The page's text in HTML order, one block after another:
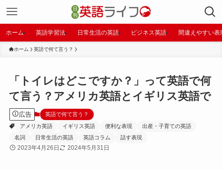
ホーム 英語学習法 日常生活の英語 ビジネス英語 間違えやすい表
ホーム 英語で何て言う？
「トイレはどこですか？」って英語で何
て言う？アメリカ英語とイギリス英語で
広告
英語で何て言う？
アメリカ英語
イギリス英語 便利な表現
出産・子育ての英語
名詞
日常生活の英語 英語コラム 話す表現
2023年4月26日 2024年5月31日